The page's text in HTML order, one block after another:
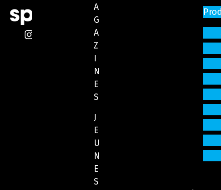
A
G
A
Z
I
N
E
S
J
E
U
N
E
S